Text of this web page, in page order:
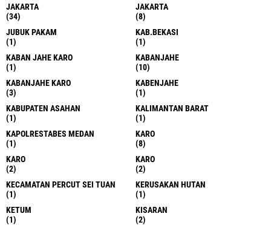
JAKARTA
(34)
JAKARTA
(8)
JUBUK PAKAM
(1)
KAB.BEKASI
(1)
KABAN JAHE KARO
(1)
KABANJAHE
(10)
KABANJAHE KARO
(3)
KABENJAHE
(1)
KABUPATEN ASAHAN
(1)
KALIMANTAN BARAT
(1)
KAPOLRESTABES MEDAN
(1)
KARO
(8)
KARO
(2)
KARO
(2)
KECAMATAN PERCUT SEI TUAN
(1)
KERUSAKAN HUTAN
(1)
KETUM
(1)
KISARAN
(2)